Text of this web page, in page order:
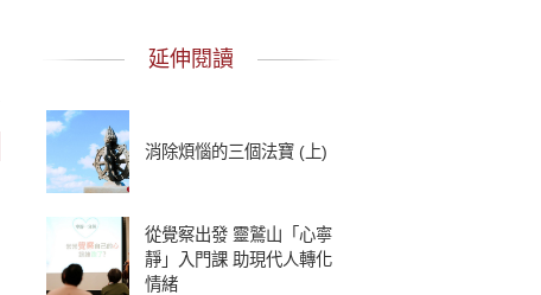
延伸閱讀
消除煩惱的三個法寶 (上)
從覺察出發 靈鷲山「心寧
靜」入門課 助現代人轉化
情緒